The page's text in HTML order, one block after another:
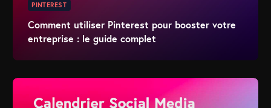
PINTEREST
Comment utiliser Pinterest pour booster votre
entreprise : le guide complet